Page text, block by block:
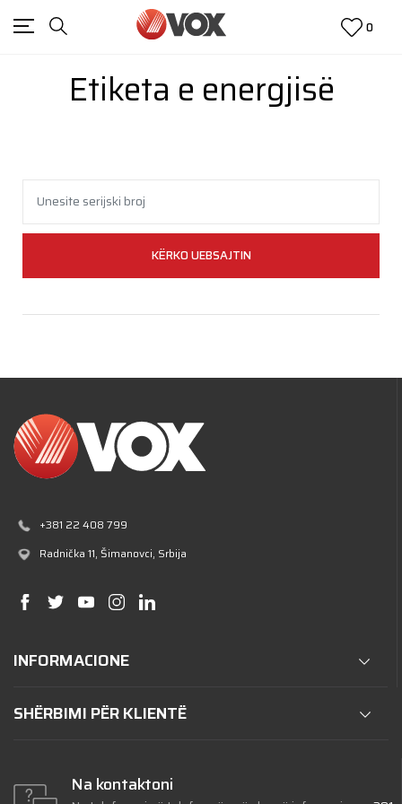
0
Etiketa e energjisë
KËRKO UEBSAJTIN
+381 22 408 799
Radnička 11, Šimanovci, Srbija
INFORMACIONE
SHËRBIMI PËR KLIENTË
Na kontaktoni